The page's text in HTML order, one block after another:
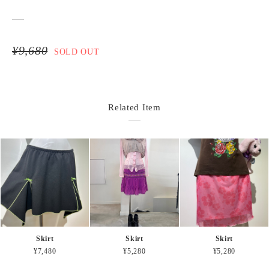
¥9,680 SOLD OUT
Related Item
Skirt
¥7,480
Skirt
¥5,280
Skirt
¥5,280